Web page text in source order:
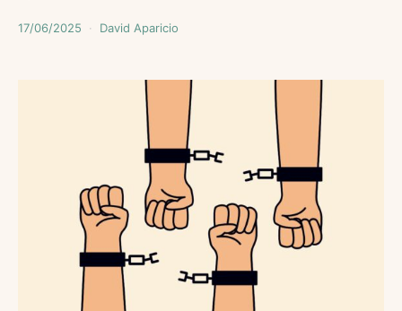
17/06/2025 David Aparicio